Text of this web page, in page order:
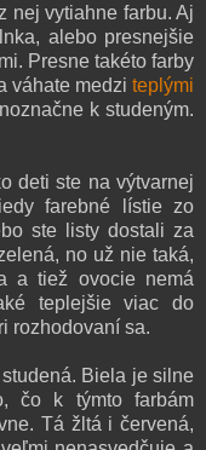
nej vytiahne farbu. Aj
alebo presnejšie
Presne takéto farby
váhate medzi teplými
k studeným.
deti ste na výtvarnej
farebné lístie zo
ste listy dostali za
no už nie taká,
a tiež ovocie nemá
teplejšie viac do
rozhodovaní sa.
Biela je silne
čo k týmto farbám
Tá žltá i červená,